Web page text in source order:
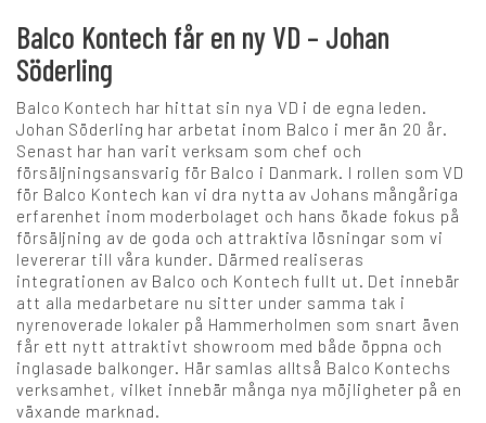
Balco Kontech får en ny VD – Johan
Söderling
Balco Kontech har hittat sin nya VD i de egna leden.
Johan Söderling har arbetat inom Balco i mer än 20 år.
Senast har han varit verksam som chef och
försäljningsansvarig för Balco i Danmark. I rollen som VD
för Balco Kontech kan vi dra nytta av Johans mångåriga
erfarenhet inom moderbolaget och hans ökade fokus på
försäljning av de goda och attraktiva lösningar som vi
levererar till våra kunder. Därmed realiseras
integrationen av Balco och Kontech fullt ut. Det innebär
att alla medarbetare nu sitter under samma tak i
nyrenoverade lokaler på Hammerholmen som snart även
får ett nytt attraktivt showroom med både öppna och
inglasade balkonger. Här samlas alltså Balco Kontechs
verksamhet, vilket innebär många nya möjligheter på en
växande marknad.